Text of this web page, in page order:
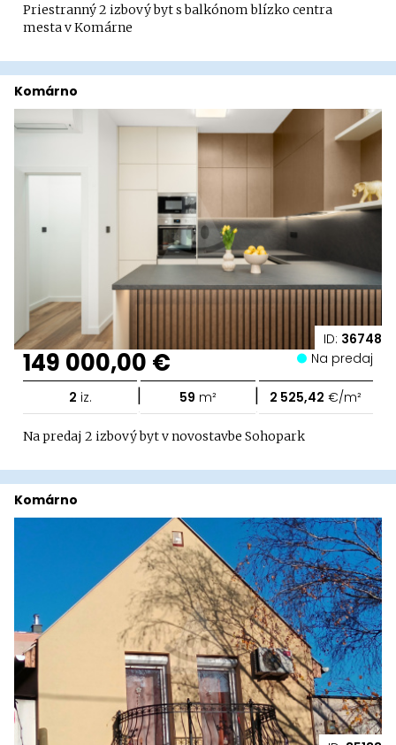
Priestranný 2 izbový byt s balkónom blízko centra
mesta v Komárne
ID: 36748
Komárno
149 000,00 € Na predaj
2 iz. | 59 m² | 2 525,42 €/m²
Na predaj 2 izbový byt v novostavbe Sohopark
Komárno